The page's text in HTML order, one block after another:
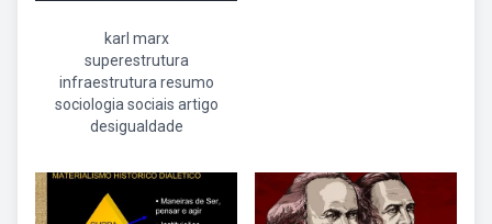
karl marx
superestrutura
infraestrutura resumo
sociologia sociais artigo
desigualdade